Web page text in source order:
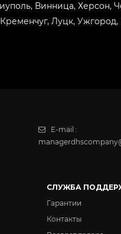
Винница, Херсон,
Луцк, Ужгород,
E-mail :
СЛУЖБА
Гарантии
Контакты